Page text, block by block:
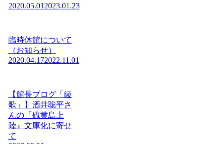
2020.05.01 2023.01.23
臨時休館について
（お知らせ）
2020.04.172022.11.01
【館長ブログ「綾
歌」】酒井聡平さ
んの『硫黄島上
陸』文庫化に寄せ
て